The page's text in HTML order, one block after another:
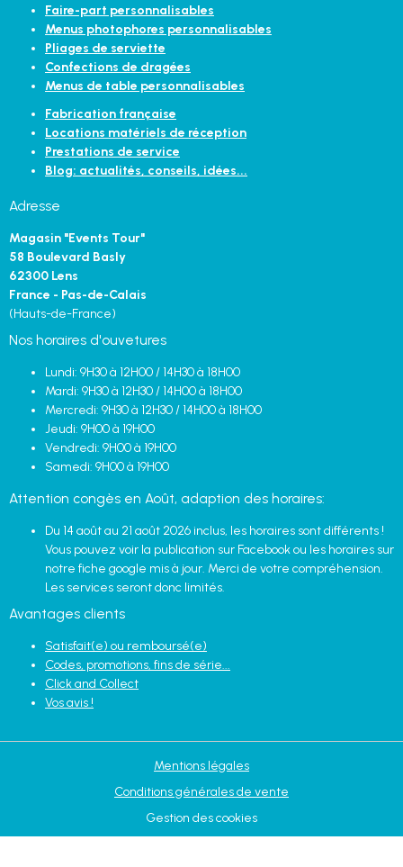
Faire-part personnalisables
Menus photophores personnalisables
Pliages de serviette
Confections de dragées
Menus de table personnalisables
Fabrication française
Locations matériels de réception
Prestations de service
Blog: actualités, conseils, idées...
Adresse
Magasin "Events Tour"
58 Boulevard Basly
62300 Lens
France - Pas-de-Calais
(Hauts-de-France)
Nos horaires d'ouvetures
Lundi: 9H30 à 12H00 / 14H30 à 18H00
Mardi: 9H30 à 12H30 / 14H00 à 18H00
Mercredi: 9H30 à 12H30 / 14H00 à 18H00
Jeudi: 9H00 à 19H00
Vendredi: 9H00 à 19H00
Samedi: 9H00 à 19H00
Attention congès en Août, adaption des horaires:
Du 14 août au 21 août 2026 inclus, les horaires sont différents !
Vous pouvez voir la publication sur Facebook ou les horaires sur
notre fiche google mis à jour. Merci de votre compréhension.
Les services seront donc limités.
Avantages clients
Satisfait(e) ou remboursé(e)
Codes, promotions, fins de série...
Click and Collect
Vos avis !
Mentions légales
Conditions générales de vente
Gestion des cookies